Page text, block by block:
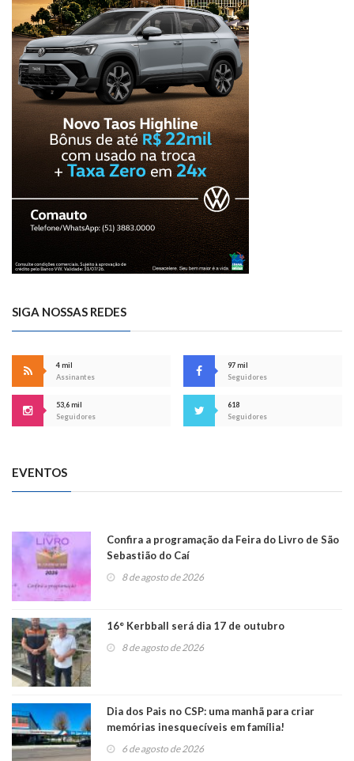
SIGA NOSSAS REDES
4 mil
Assinantes
97 mil
Seguidores
53,6 mil
Seguidores
618
Seguidores
EVENTOS
Confira a programação da Feira do Livro de São
Sebastião do Caí
8 de agosto de 2026
16° Kerbball será dia 17 de outubro
8 de agosto de 2026
Dia dos Pais no CSP: uma manhã para criar
memórias inesquecíveis em família!
6 de agosto de 2026